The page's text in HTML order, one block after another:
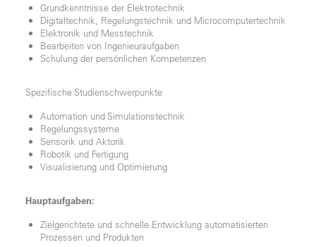
Grundkenntnisse der Elektrotechnik
Digitaltechnik, Regelungstechnik und Microcomputertechnik
Elektronik und Messtechnik
Bearbeiten von Ingenieuraufgaben
Schulung der persönlichen Kompetenzen
Spezifische Studienschwerpunkte
Automation und Simulationstechnik
Regelungssysteme
Sensorik und Aktorik
Robotik und Fertigung
Visualisierung und Optimierung
Hauptaufgaben:
Zielgerichtete und schnelle Entwicklung automatisierten
Prozessen und Produkten